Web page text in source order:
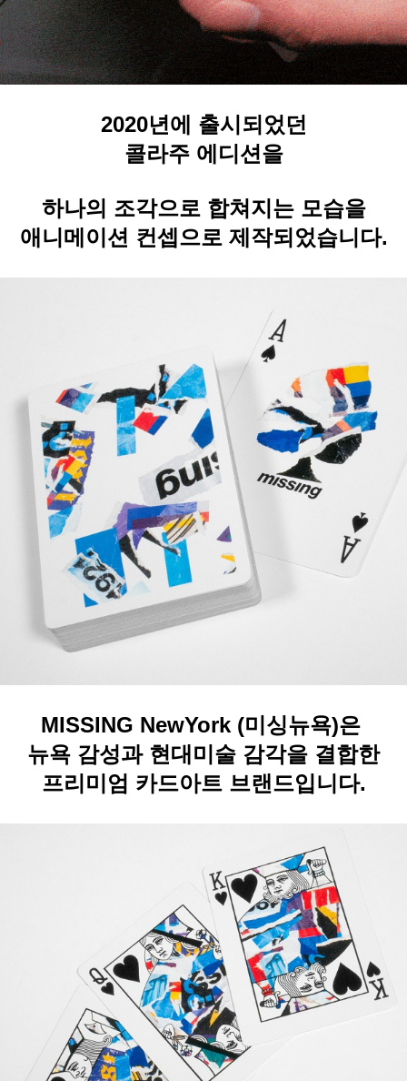
2020년에 출시되었던
콜라주 에디션을
하나의 조각으로 합쳐지는 모습을
애니메이션 컨셉으로제작되었습니다.
MISSING NewYork (미싱뉴욕)은
뉴욕 감성과 현대미술 감각을 결합한
프리미엄 카드아트 브랜드입니다.